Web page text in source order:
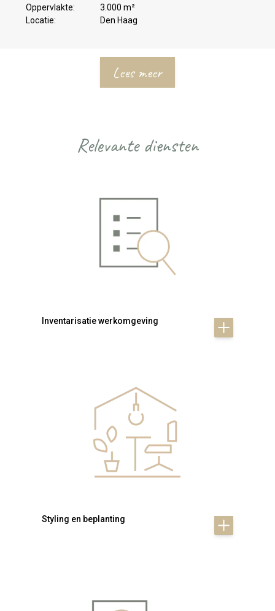
Oppervlakte:
3.000 m²
Locatie:
Den Haag
Lees meer
Relevante diensten
Inventarisatie werkomgeving
Styling en beplanting